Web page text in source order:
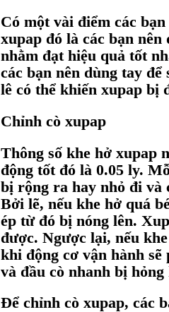
Có một vài điểm các
xupap đó là các bạn
nhằm đạt hiệu quả tốt
các bạn nên dùng tay
lê có thể khiến xupap bị
Chỉnh cò xupap
Thông số khe hở xupap
động tốt đó là 0.05 ly.
bị rộng ra hay nhỏ đi và
Bởi lẽ, nếu khe hở quá
ép từ đó bị nóng lên.
được. Ngược lại, nếu
khi động cơ vận hành
và đầu cò nhanh bị
Để chỉnh cò xupap, các